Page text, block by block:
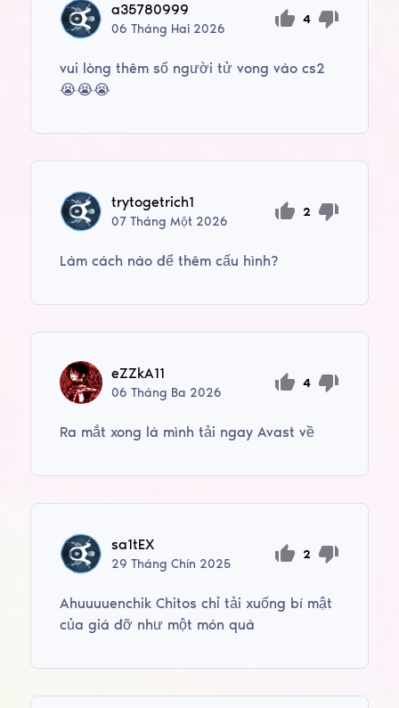
a35780999
06Tháng Hai 2026
4
vui lòng thêm số người tử vong vào cs2
😭😭😭
trytogetrich1
07Tháng Một 2026
2
Làm cách nào để thêm cấu hình?
eZZkA11
06Tháng Ba 2026
4
Ra mắt xong là mình tải ngay Avast về
sa1tEX
29Tháng Chín 2025
2
Ahuuuuenchik Chitos chỉ tải xuống bí mật
của giá đỡ như một món quà